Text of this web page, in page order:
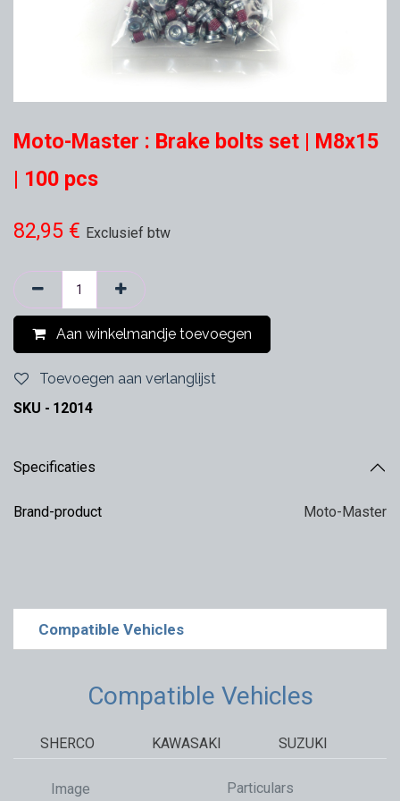
Moto-Master : Brake bolts set | M8x15
| 100 pcs
82,95 € Exclusief btw
Aan winkelmandje toevoegen
Toevoegen aan verlanglijst
SKU - 12014
Specificaties
Brand-product Moto-Master
Compatible Vehicles
Compatible Vehicles
SHERCO KAWASAKI SUZUKI
Image Particulars